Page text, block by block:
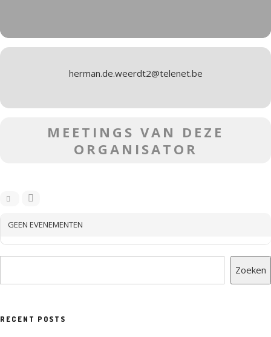
herman.de.weerdt2@telenet.be
MEETINGS VAN DEZE
ORGANISATOR
GEEN EVENEMENTEN
Zoeken
RECENT POSTS